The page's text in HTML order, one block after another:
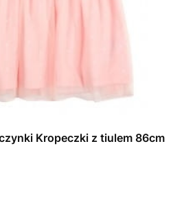
Kropeczki z tiulem 86cm